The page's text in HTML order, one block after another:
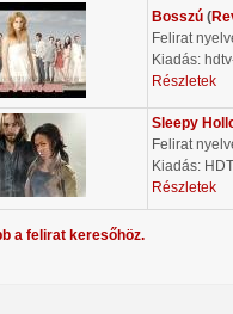
Bosszú (
Felirat
Kiadás:
Részletek
Sleepy
Felirat
Kiadás:
Részletek
a felirat keresőhöz.